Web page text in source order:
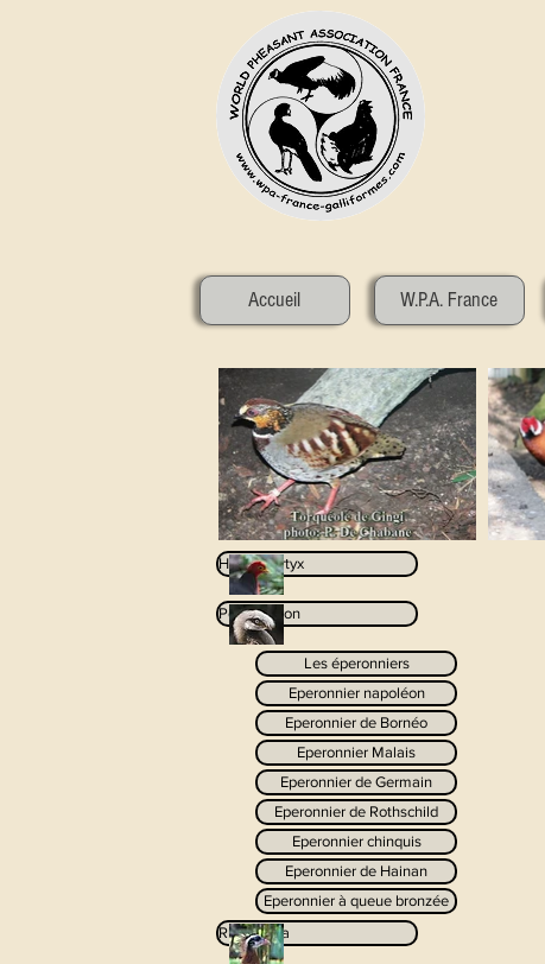
Accueil W.P.A. France
Haematortyx
Polyplectron
Les éperonniers
Eperonnier napoléon
Eperonnier de Bornéo
Eperonnier Malais
Eperonnier de Germain
Eperonnier de Rothschild
Eperonnier chinquis
Eperonnier de Hainan
Eperonnier à queue bronzée
Rheinardia